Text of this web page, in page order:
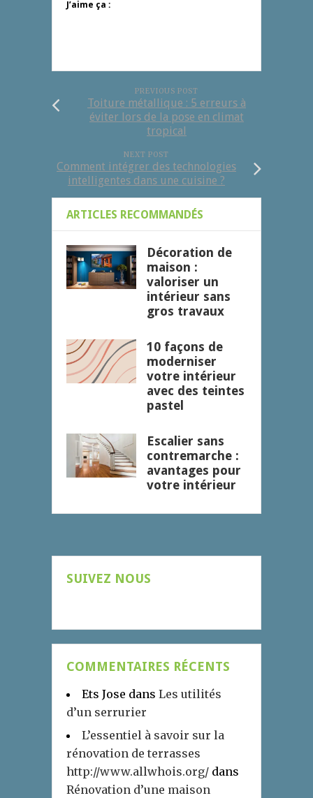
J’aime ça :
PREVIOUS POST
Toiture métallique : 5 erreurs à
éviter lors de la pose en climat
tropical
NEXT POST
Comment intégrer des technologies
intelligentes dans une cuisine ?
ARTICLES RECOMMANDÉS
Décoration de
maison :
valoriser un
intérieur sans
gros travaux
10 façons de
moderniser
votre intérieur
avec des teintes
pastel
Escalier sans
contremarche :
avantages pour
votre intérieur
SUIVEZ NOUS
COMMENTAIRES RÉCENTS
Ets Jose dans Les utilités
d’un serrurier
L’essentiel à savoir sur la
rénovation de terrasses
http://www.allwhois.org/ dans
Rénovation d’une maison